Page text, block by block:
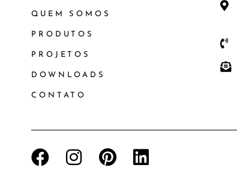
QUEM SOMOS
PRODUTOS
PROJETOS
DOWNLOADS
CONTATO